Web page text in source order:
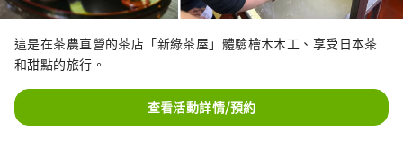
這是在茶農直營的茶店「新綠茶屋」體驗檜木木工、享受日本茶
和甜點的旅行。
查看活動詳情/預約